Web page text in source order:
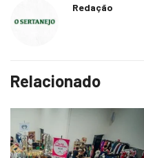
Redação
Relacionado